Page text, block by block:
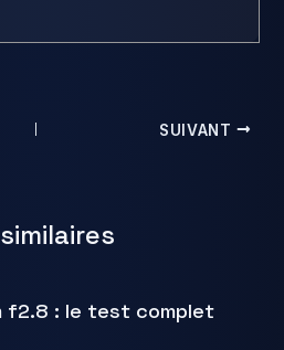
SUIVANT
f2.8 : le test complet